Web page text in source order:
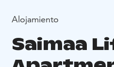
Alojamiento
Saimaa